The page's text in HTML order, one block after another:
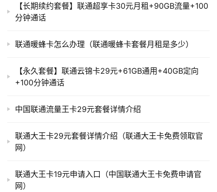
【长期续约套餐】联通超享卡30元月租+90GB流量+100
分钟通话
联通暖蜂卡怎么办理（联通暖蜂卡套餐月租是多少）
【永久套餐】联通云锦卡29元+61GB通用+40GB定向
+100分钟通话
中国联通流量王卡29元套餐详情介绍
联通大王卡29元套餐详情介绍（联通大王卡免费领取官
网）
联通大王卡19元申请入口（中国联通大王卡免费申请官
网）